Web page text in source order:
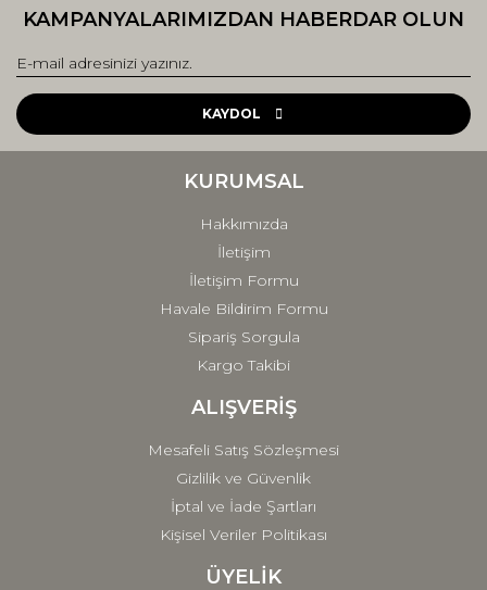
Görüş ve önerileriniz için teşekkür ederiz.
Ürün resmi kalitesiz, bozuk veya görüntülenemiyor.
Ürün açıklamasında eksik bilgiler bulunuyor.
Ürün fiyatı diğer sitelerden daha pahalı.
Gönder
KAMPANYALARIMIZDAN HABERDAR OLUN
KAYDOL
KURUMSAL
Hakkımızda
İletişim
İletişim Formu
Havale Bildirim Formu
Sipariş Sorgula
Kargo Takibi
ALIŞVERİŞ
Mesafeli Satış Sözleşmesi
Gizlilik ve Güvenlik
İptal ve İade Şartları
Kişisel Veriler Politikası
ÜYELİK